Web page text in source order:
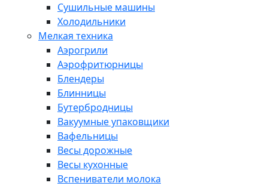
Сушильные машины
Холодильники
Мелкая техника
Аэрогрили
Аэрофритюрницы
Блендеры
Блинницы
Бутербродницы
Вакуумные упаковщики
Вафельницы
Весы дорожные
Весы кухонные
Вспениватели молока